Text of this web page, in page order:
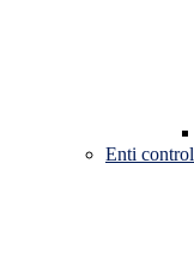
Enti